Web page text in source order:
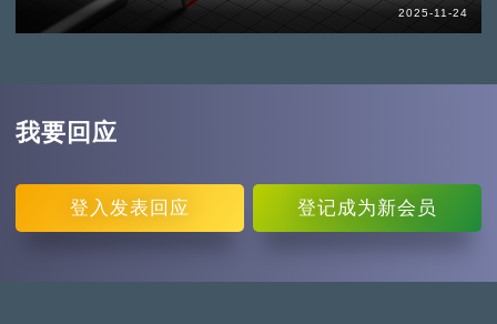
2025-11-24
我要回应
登入 发表回应 登记成为新会员